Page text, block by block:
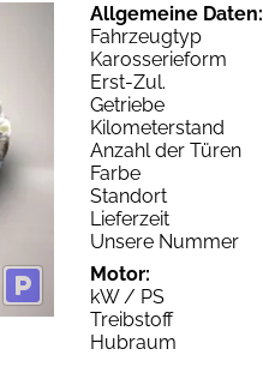
Allgemeine Daten:
Fahrzeugtyp
Karosserieform
Erst-Zul.
Getriebe
Kilometerstand
Anzahl der Türen
Farbe
Standort
Lieferzeit
Unsere Nummer
Motor:
kW / PS
Treibstoff
Hubraum